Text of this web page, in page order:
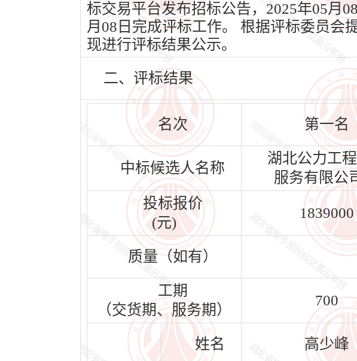
标交易平台发布招标公告，2025年05月
月08日完成评标工作。 根据评标委员会
现进行评标结果公示。
二、评标结果
名次 第一名
中标候选人名称
湖北公力工
服务有限公
投标报价
(元)
1839000
质量（如有）
工期
（交货期、服务期）
700
姓名 高少峰